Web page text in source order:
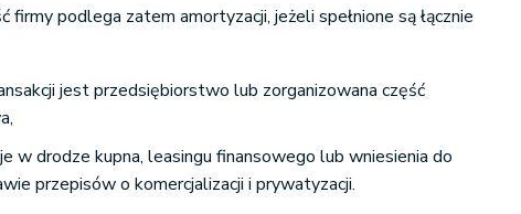
firmy podlega zatem amortyzacji, jeżeli spełnione są łącznie
jest przedsiębiorstwo lub zorganizowana część
w drodze kupna, leasingu finansowego lub wniesienia do
przepisów o komercjalizacji i prywatyzacji.